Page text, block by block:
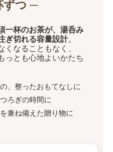
ずつ ─
一杯のお茶が、湯呑み
ぎ切れる容量設計。
くなることもなく、
っとも心地よいかたち
、整ったおもてなしに
ろぎの時間に
兼ね備えた贈り物に